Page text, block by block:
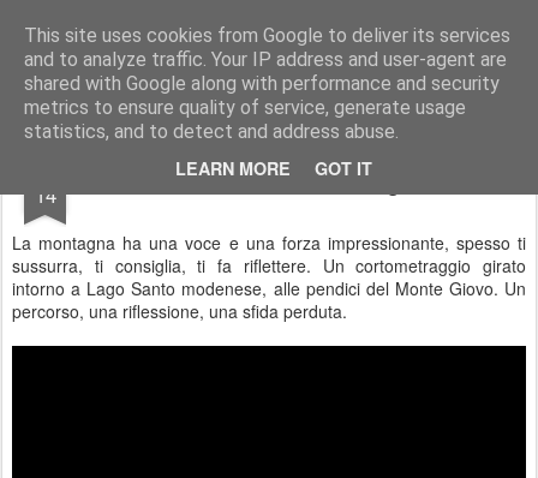
This site uses cookies from Google to deliver its services
and to analyze traffic. Your IP address and user-agent are
shared with Google along with performance and security
metrics to ensure quality of service, generate usage
statistics, and to detect and address abuse.
LEARN MORE GOT IT
Stefano Terraglia Creazioni
Pages
14 La voce delle montagne
La montagna ha una voce e una forza impressionante, spesso ti
sussurra, ti consiglia, ti fa riflettere. Un cortometraggio girato
intorno a Lago Santo modenese, alle pendici del Monte Giovo. Un
percorso, una riflessione, una sfida perduta.